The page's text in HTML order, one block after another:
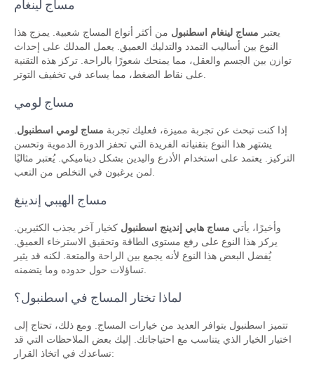
مساج لينغام
يعتبر مساج لينغام اسطنبول من أكثر أنواع المساج شعبية. يمزج هذا
النوع بين أساليب التمدد والتدليك العميق. يعمل المدلك على إحداث
توازن بين الجسم والعقل، مما يمنحك شعورًا بالراحة. تركز هذه التقنية
على نقاط الضغط، مما يساعد في تخفيف التوتر.
مساج لومي
إذا كنت تبحث عن تجربة مميزة، فعليك تجربة مساج لومي اسطنبول.
يشتهر هذا النوع بتقنياته الفريدة التي تحفز الدورة الدموية وتحسن
التركيز. يعتمد على استخدام الأذرع واليدين بشكل ديناميكي. يُعتبر مثاليًا
لمن يرغبون في التخلص من التعب.
مساج الهيبي إندينغ
وأخيرًا، يأتي مساج هابي إندينج اسطنبول كخيار آخر يجذب الكثيرين.
يركز هذا النوع على رفع مستوى الطاقة وتحقيق الاسترخاء العميق.
يُفضل البعض هذا النوع لأنه يجمع بين الراحة والمتعة. لكنه قد يثير
تساؤلات حول حدوده وما يتضمنه.
لماذا تختار المساج في اسطنبول؟
تتميز اسطنبول بتوافر العديد من خيارات المساج. ومع ذلك، تحتاج إلى
اختيار الخيار الذي يتناسب مع احتياجاتك. إليك بعض الملاحظات التي قد
تساعدك في اتخاذ القرار: